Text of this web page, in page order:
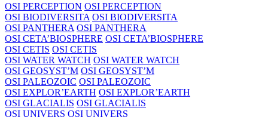
OSI PERCEPTION OSI PERCEPTION
OSI BIODIVERSITA OSI BIODIVERSITA
OSI PANTHERA OSI PANTHERA
OSI CETA’BIOSPHERE OSI CETA’BIOSPHERE
OSI CETIS OSI CETIS
OSI WATER WATCH OSI WATER WATCH
OSI GEOSYST’M OSI GEOSYST’M
OSI PALEOZOIC OSI PALEOZOIC
OSI EXPLOR’EARTH OSI EXPLOR’EARTH
OSI GLACIALIS OSI GLACIALIS
OSI UNIVERS OSI UNIVERS